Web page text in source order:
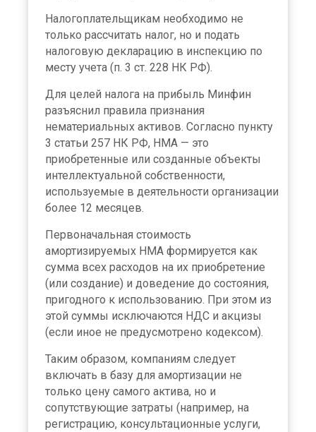
Налогоплательщикам необходимо не
только рассчитать налог, но и подать
налоговую декларацию в инспекцию по
месту учета (п. 3 ст. 228 НК РФ).
Для целей налога на прибыль Минфин
разъяснил правила признания
нематериальных активов. Согласно пункту
3 статьи 257 НК РФ, НМА — это
приобретенные или созданные объекты
интеллектуальной собственности,
используемые в деятельности организации
более 12 месяцев.
Первоначальная стоимость
амортизируемых НМА формируется как
сумма всех расходов на их приобретение
(или создание) и доведение до состояния,
пригодного к использованию. При этом из
этой суммы исключаются НДС и акцизы
(если иное не предусмотрено кодексом).
Таким образом, компаниям следует
включать в базу для амортизации не
только цену самого актива, но и
сопутствующие затраты (например, на
регистрацию, консультационные услуги,